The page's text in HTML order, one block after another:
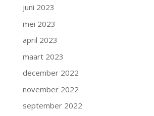
juni 2023
mei 2023
april 2023
maart 2023
december 2022
november 2022
september 2022